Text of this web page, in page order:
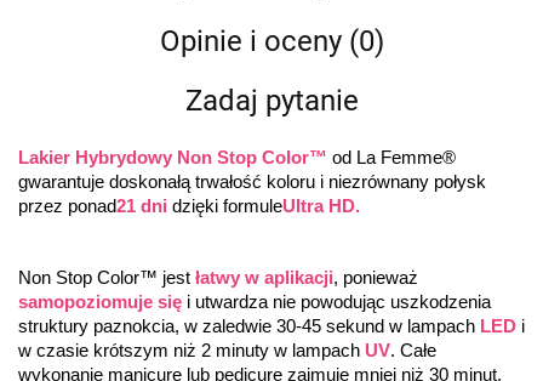
Opinie i oceny (0)
Zadaj pytanie
Lakier Hybrydowy Non Stop Color™ od La Femme®
gwarantuje doskonałą trwałość koloru i niezrównany połysk
przez ponad21 dni dzięki formuleUltra HD.
Non Stop Color™ jest łatwy w aplikacji
samopoziomuje się i utwardza nie powodując uszkodzenia
struktury paznokcia, w zaledwie 30-45 sekund w lampach LED i
w czasie krótszym niż 2 minuty w lampach UV. Całe
wykonanie manicure lub pedicure zajmuje mniej niż 30 minut.